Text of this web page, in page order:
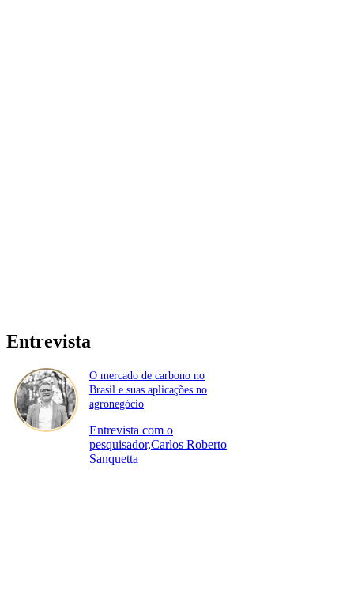
Entrevista
O mercado de carbono no
Brasil e suas aplicações no
agronegócio
Entrevista com o
pesquisador,Carlos Roberto
Sanquetta